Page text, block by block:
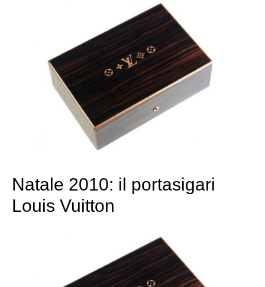
Natale 2010: il portasigari
Louis Vuitton